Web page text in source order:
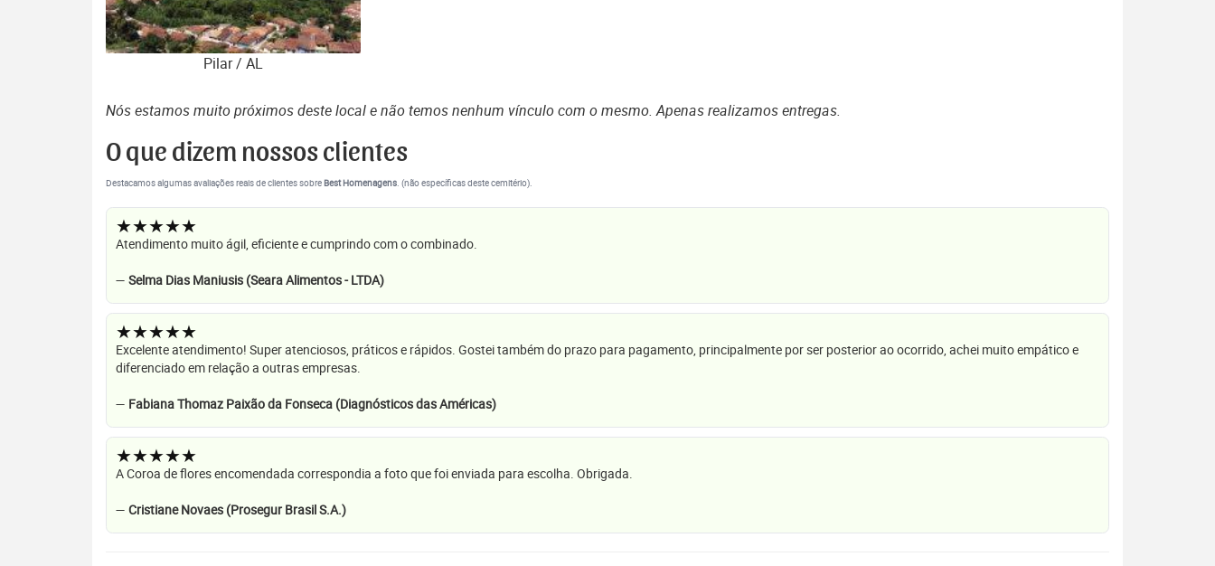
Pilar / AL
Nós estamos muito próximos deste local e não temos nenhum vínculo com o mesmo. Apenas realizamos entregas.
O que dizem nossos clientes
Destacamos algumas avaliações reais de clientes sobreBest Homenagens. (não específicas deste cemitério).
★★★★★
Atendimento muito ágil, eficiente e cumprindo com o combinado.
— Selma Dias Maniusis (Seara Alimentos - LTDA)
★★★★★
Excelente atendimento! Super atenciosos, práticos e rápidos. Gostei também do prazo para pagamento, principalmente por ser posterior ao ocorrido, achei muito empático e
diferenciado em relação a outras empresas.
— Fabiana Thomaz Paixão da Fonseca (Diagnósticos das Américas)
★★★★★
A Coroa de flores encomendada correspondia a foto que foi enviada para escolha. Obrigada.
— Cristiane Novaes (Prosegur Brasil S.A.)